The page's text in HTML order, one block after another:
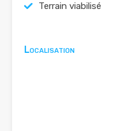
Terrain viabilisé
Localisation